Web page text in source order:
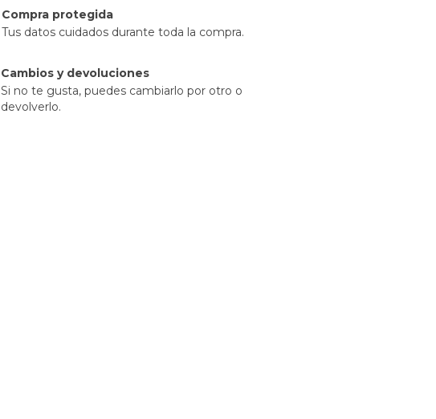
Compra protegida
Tus datos cuidados durante toda la compra.
Cambios y devoluciones
Si no te gusta, puedes cambiarlo por otro o
devolverlo.